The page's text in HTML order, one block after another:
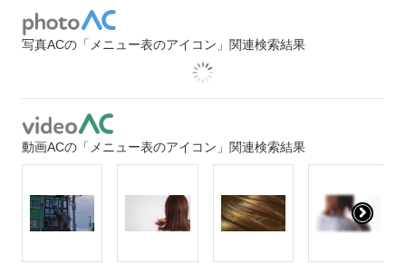
写真ACの「メニュー表のアイコン」関連検索結果
動画ACの「メニュー表のアイコン」関連検索結果